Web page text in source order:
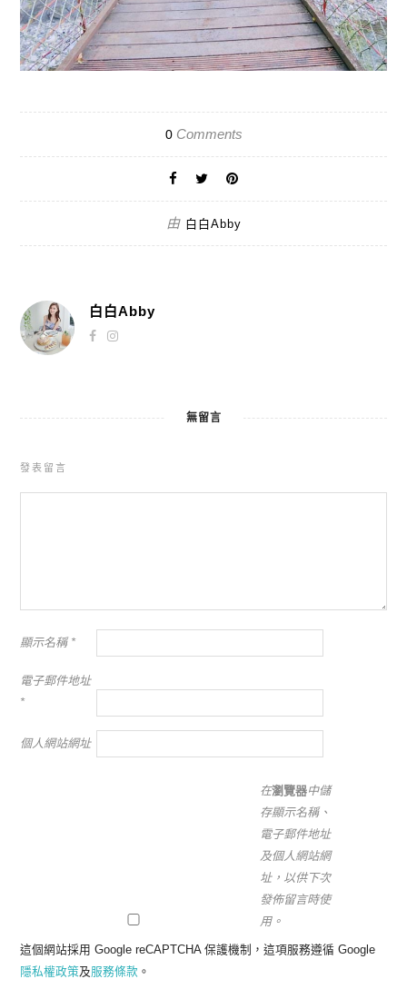
0Comments
由 白白Abby
白白Abby
無留言
發表留言
顯示名稱 *
電子郵件地址
*
個人網站網址
在瀏覽器中儲
存顯示名稱、
電子郵件地址
及個人網站網
址，以供下次
發佈留言時使
用。
這個網站採用 Google reCAPTCHA 保護機制，這項服務遵循 Google
隱私權政策及服務條款 。